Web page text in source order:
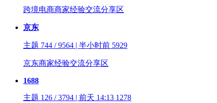
跨境电商商家经验交流分享区
京东
主题 744 / 9564 | 半小时前 5929
京东商家经验交流分享区
1688
主题 126 / 3794 | 前天 14:13 1278